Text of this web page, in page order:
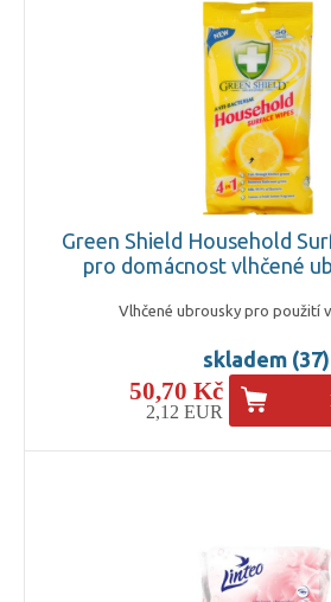
Green Shield Household
pro domácnost vlhčené
Vlhčené ubrousky pro použití
skladem (37)
50,70 Kč
2,12 EUR